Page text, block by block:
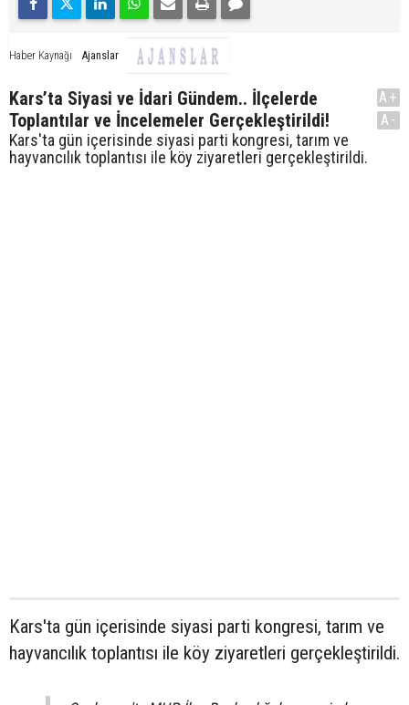
Haber Kaynağı Ajanslar
Kars’ta Siyasi ve İdari Gündem.. İlçelerde
Toplantılar ve İncelemeler Gerçekleştirildi!
Kars'ta gün içerisinde siyasi parti kongresi, tarım ve
hayvancılık toplantısı ile köy ziyaretleri gerçekleştirildi.
A+
A-
Kars'ta gün içerisinde siyasi parti kongresi, tarım ve
hayvancılık toplantısı ile köy ziyaretleri gerçekleştirildi.